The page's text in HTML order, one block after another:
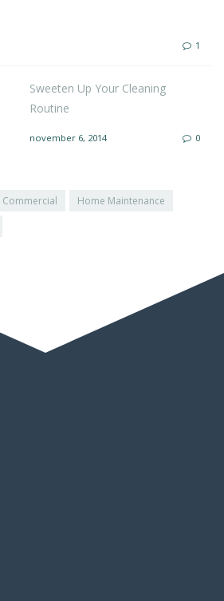
1
Sweeten Up Your Cleaning
Routine
november 6, 2014 0
Commercial
Home Maintenance